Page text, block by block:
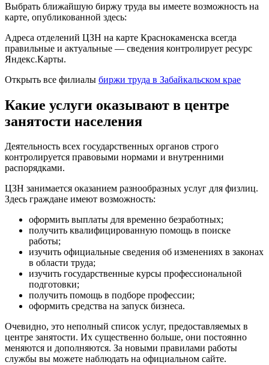
Выбрать ближайшую биржу труда вы имеете возможность на
карте, опубликованной здесь:
Адреса отделений ЦЗН на карте Краснокаменска всегда
правильные и актуальные — сведения контролирует ресурс
Яндекс.Карты.
Открыть все филиалы биржи труда в Забайкальском крае
Какие услуги оказывают в центре
занятости населения
Деятельность всех государственных органов строго
контролируется правовыми нормами и внутренними
распорядками.
ЦЗН занимается оказанием разнообразных услуг для физлиц.
Здесь граждане имеют возможность:
оформить выплаты для временно безработных;
получить квалифицированную помощь в поиске
работы;
изучить официальные сведения об изменениях в законах
в области труда;
изучить государственные курсы профессиональной
подготовки;
получить помощь в подборе профессии;
оформить средства на запуск бизнеса.
Очевидно, это неполный список услуг, предоставляемых в
центре занятости. Их существенно больше, они постоянно
меняются и дополняются. За новыми правилами работы
службы вы можете наблюдать на официальном сайте.